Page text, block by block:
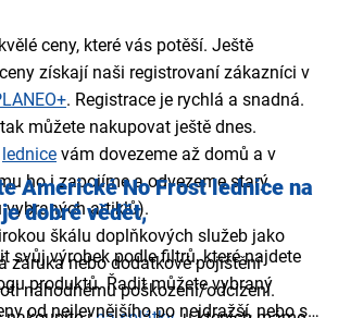
ceny, které vás potěší. Ještě
získají naši registrovaní zákazníci v
. Registrace je rychlá a snadná.
můžete nakupovat ještě dnes.
lednice vám dovezeme až domů a v
ho i zapojíme a odvezeme starý
vybraných artiklů).
škálu doplňkových služeb jako
záruka nebo dodatkové pojištění
náhodnému poškození/odcizení.
Americké No Frost lednice na
je dobré vědět,
svůj výrobek podle filtrů, které najdete
produktů. Řadit můžete vybraný
od nejlevnějšího po nejdražší, nebo si